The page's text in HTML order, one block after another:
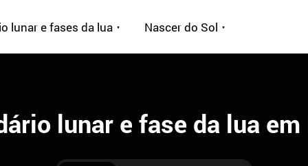
lunar e fases da lua Nascer do Sol
lunar e fase da lua em